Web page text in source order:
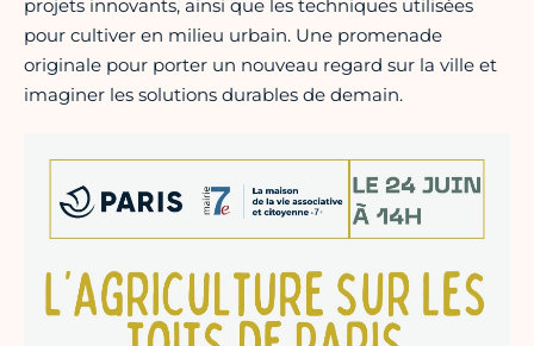
projets innovants, ainsi que les techniques utilisées
pour cultiver en milieu urbain. Une promenade
originale pour porter un nouveau regard sur la ville et
imaginer les solutions durables de demain.